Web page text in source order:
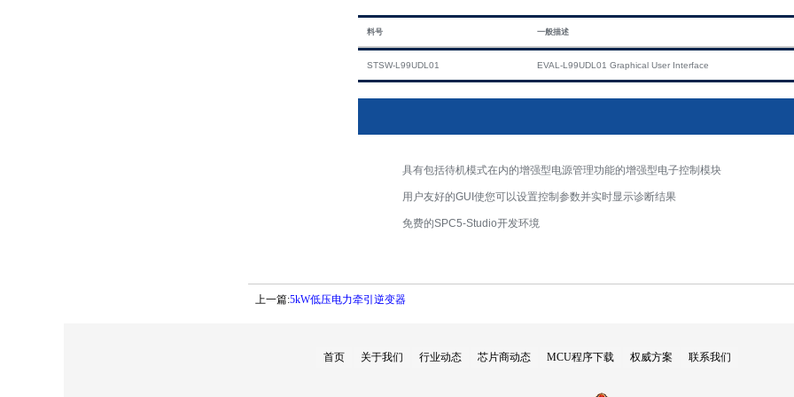
料号 一般描述
STSW-L99UDL01 EVAL-L99UDL01 Graphical User Interface
具有包括待机模式在内的增强型电源管理功能的增强型电子控制模块
用户友好的GUI使您可以设置控制参数并实时显示诊断结果
免费的SPC5-Studio开发环境
上一篇:5kW低压电力牵引逆变器
首页 关于我们 行业动态 芯片商动态 MCU程序下载 权威方案 联系我们